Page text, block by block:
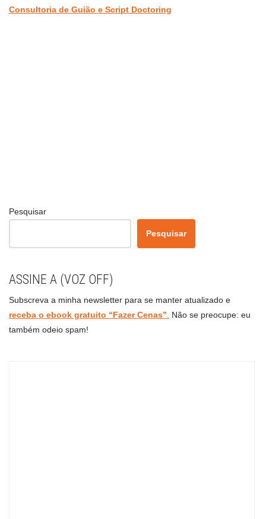
Consultoria de Guião e Script Doctoring
Pesquisar
Pesquisar
ASSINE A (VOZ OFF)
Subscreva a minha newsletter para se manter atualizado e
receba o ebook gratuito “Fazer Cenas”
Não se preocupe: eu
também odeio spam!